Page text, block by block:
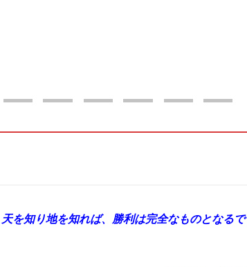
を知り地を知れば、勝利は完全なものとなるで